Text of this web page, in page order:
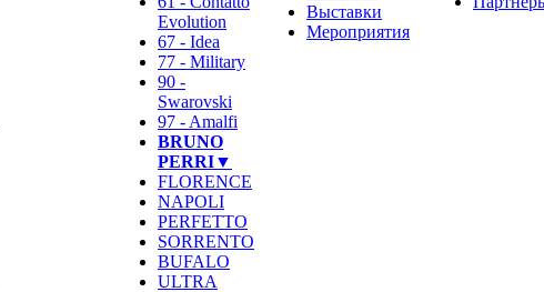
Evolution
67 - Idea
77 - Military
90 -
Swarovski
97 - Amalfi
BRUNO
PERRI▼
FLORENCE
NAPOLI
PERFETTO
SORRENTO
BUFALO
ULTRA
Выставки
Мероприятия